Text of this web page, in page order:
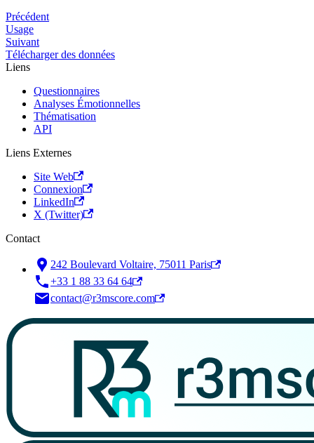
Précédent
Usage
Suivant
Télécharger des données
Liens
Questionnaires
Analyses Émotionnelles
Thématisation
API
Liens Externes
Site Web
Connexion
LinkedIn
X (Twitter)
Contact
242 Boulevard Voltaire, 75011 Paris
+33 1 88 33 64 64
contact@r3mscore.com